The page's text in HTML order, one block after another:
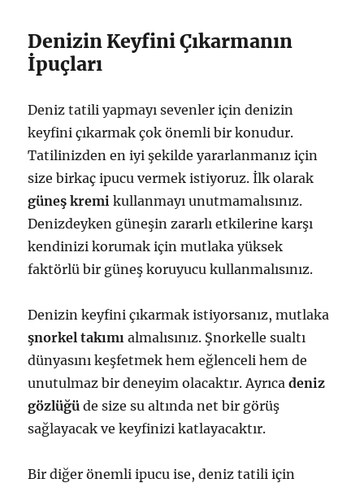
Denizin Keyfini Çıkarmanın
İpuçları
Deniz tatili yapmayı sevenler için denizin
keyfini çıkarmak çok önemli bir konudur.
Tatilinizden en iyi şekilde yararlanmanız için
size birkaç ipucu vermek istiyoruz. İlk olarak
güneş kremi kullanmayı unutmamalısınız.
Denizdeyken güneşin zararlı etkilerine karşı
kendinizi korumak için mutlaka yüksek
faktörlü bir güneş koruyucu kullanmalısınız.
Denizin keyfini çıkarmak istiyorsanız, mutlaka
şnorkel takımı almalısınız. Şnorkelle sualtı
dünyasını keşfetmek hem eğlenceli hem de
unutulmaz bir deneyim olacaktır. Ayrıcadeniz
gözlüğü de size su altında net bir görüş
sağlayacak ve keyfinizi katlayacaktır.
Bir diğer önemli ipucu ise, deniz tatili için